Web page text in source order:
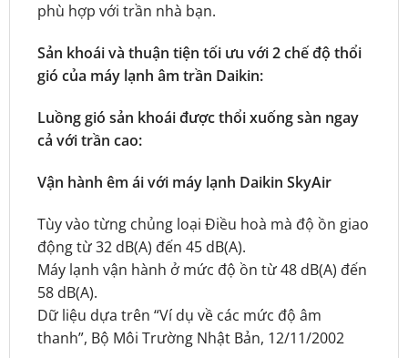
phù hợp với trần nhà bạn.
Sản khoái và thuận tiện tối ưu với 2 chế độ thổi
gió của máy lạnh âm trần Daikin:
Luồng gió sản khoái được thổi xuống sàn ngay
cả với trần cao:
Vận hành êm ái với máy lạnh Daikin SkyAir
Tùy vào từng chủng loại Điều hoà mà độ ồn giao
động từ 32 dB(A) đến 45 dB(A).
Máy lạnh vận hành ở mức độ ồn từ 48 dB(A) đến
58 dB(A).
Dữ liệu dựa trên “Ví dụ về các mức độ âm
thanh”, Bộ Môi Trường Nhật Bản, 12/11/2002